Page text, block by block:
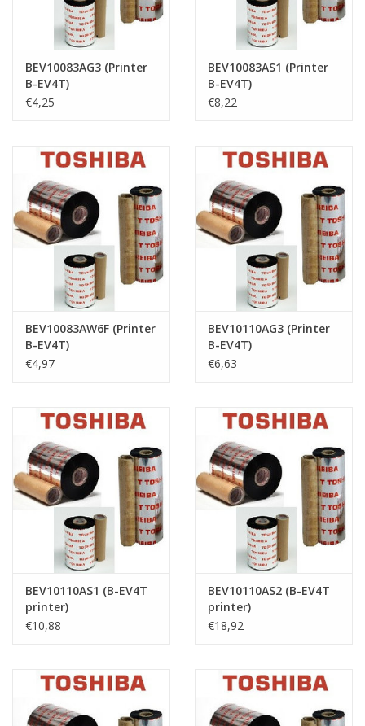
BEV10083AG3 (Printer
B-EV4T)
€4,25
BEV10083AS1 (Printer
B-EV4T)
€8,22
BEV10083AW6F (Printer
B-EV4T)
€4,97
BEV10110AG3 (Printer
B-EV4T)
€6,63
BEV10110AS1 (B-EV4T
printer)
€10,88
BEV10110AS2 (B-EV4T
printer)
€18,92